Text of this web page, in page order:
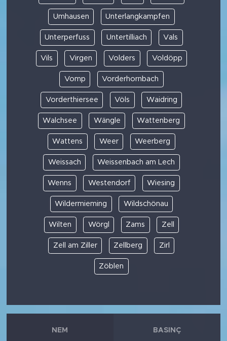
Umhausen Unterlangkampfen
Unterperfuss Untertilliach Vals
Vils Virgen Volders Voldöpp
Vomp Vorderhornbach
Vorderthiersee Völs Waidring
Walchsee Wängle Wattenberg
Wattens Weer Weerberg
Weissach Weissenbach am Lech
Wenns Westendorf Wiesing
Wildermieming Wildschönau
Wilten Wörgl Zams Zell
Zell am Ziller Zellberg Zirl
Zöblen
NEM BASINÇ